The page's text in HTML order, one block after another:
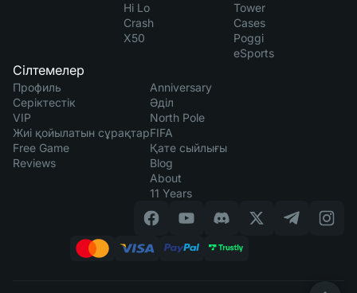
Hi Lo
Crash
X50
Tower
Cases
Poggi
eSports
Сілтемелер
Профиль
Серіктестік
VIP
Жиі қойылатын сұрақтар
Free Game
Reviews
Anniversary
Әділ
North Pole
FIFA
Қате сыйлығы
Blog
About
11 Years